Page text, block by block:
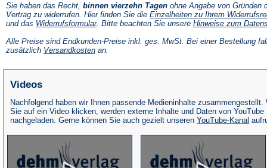
Sie haben das Recht, binnen vierzehn Tagen ohne Angabe von Gründen
Vertrag zu widerrufen. Hier finden Sie die Einzelheiten zu Ihrem
und das Widerrufsformular(Öffnet
einem
neuen
. Bitte beachten Sie unsere Hinweise zum
Alle Preise sind Endkunden-Preise inkl. ges. MwSt. Bei einer Bestellung
zusätzlich Versandkosten(Öffnet
an.
Videos
Nachfolgend haben wir Ihnen passende Medieninhalte zusammengestellt.
Sie auf ein Video klicken, werden externe Inhalte und Daten von YouTube
nachgeladen. Gerne können Sie auch gezielt unseren YouTube-Kanal